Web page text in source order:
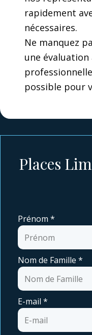
rapidement
nécessaires.
Ne manquez
une
possible pour
Places
Prénom *
Nom de Famille *
E-mail *